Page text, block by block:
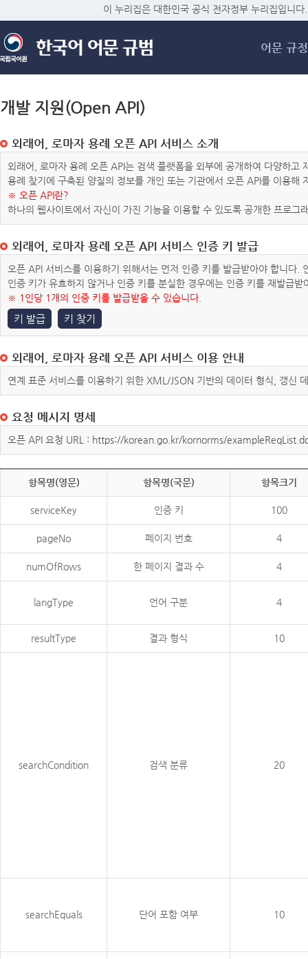
메
이 누리집은 대한민국 공식 전자정부 누리집입니다.
어문 규정
개발 지원(Open API)
외래어, 로마자 용례 오픈 API 서비스 소개
외래어, 로마자 용례 오픈 API는 검색 플랫폼을 외부에 공개하여 다양하
용례 찾기에 구축된 양질의 정보를 개인 또는 기관에서 오픈 API를 이용해
※ 오픈 API란?
하나의 웹사이트에서 자신이 가진 기능을 이용할 수 있도록 공개한 프로그
외래어, 로마자 용례 오픈 API 서비스 인증 키 발급
오픈 API 서비스를 이용하기 위해서는 먼저 인증 키를 발급받아야 합니다
인증 키가 유효하지 않거나 인증 키를 분실한 경우에는 인증 키를 재발급받
※ 1인당 1개의 인증 키를 발급받을 수 있습니다.
키 발급 키 찾기
외래어, 로마자 용례 오픈 API 서비스 이용 안내
연계 표준 서비스를 이용하기 위한 XML/JSON 기반의 데이터 형식, 갱신
요청 메시지 명세
오픈 API 요청 URL : https://korean.go.kr/kornorms/
항목명(영문) 항목명(국문) 항목크기
serviceKey 인증 키 100
pageNo 페이지 번호 4
numOfRows 한 페이지 결과 수 4
langType 언어 구분 4
resultType 결과 형식 10
searchCondition 검색 분류 20
searchEquals 단어 포함 여부 10